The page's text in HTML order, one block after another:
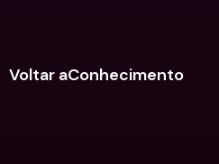
Voltar aConhecimento